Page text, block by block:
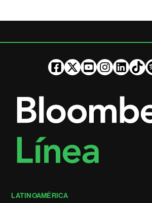
LATINOAMÉRICA